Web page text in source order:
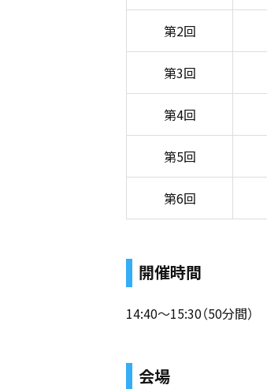
第2回
第3回
第4回
第5回
第6回
開催時間
14:40〜15:30（50分間）
会場